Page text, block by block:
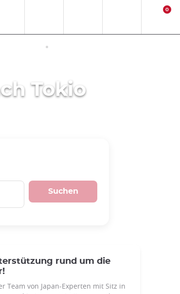
0
Tokio
Suchen
rund um die
Team von Japan-Experten mit Sitz in